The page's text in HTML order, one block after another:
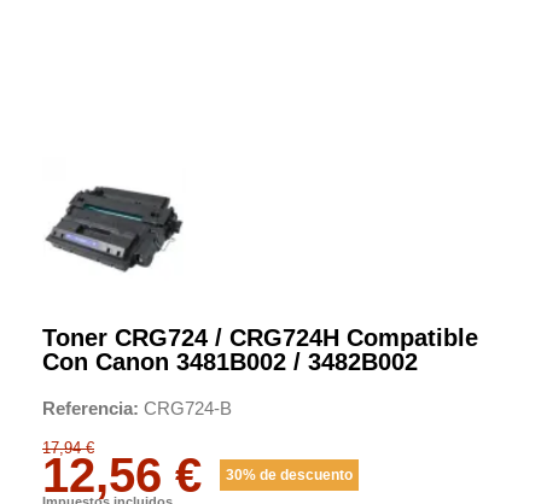
Toner CRG724 / CRG724H Compatible
Con Canon 3481B002 / 3482B002
Referencia CRG724-B
17,94 €
12,56 € 30% de descuento
Impuestos incluidos